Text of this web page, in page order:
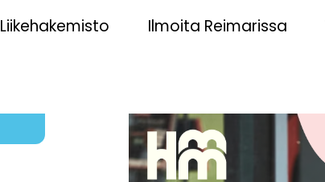
Liikehakemisto Ilmoita Reimarissa